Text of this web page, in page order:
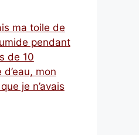
ma toile de
pendant
de 10
mon
je n’avais